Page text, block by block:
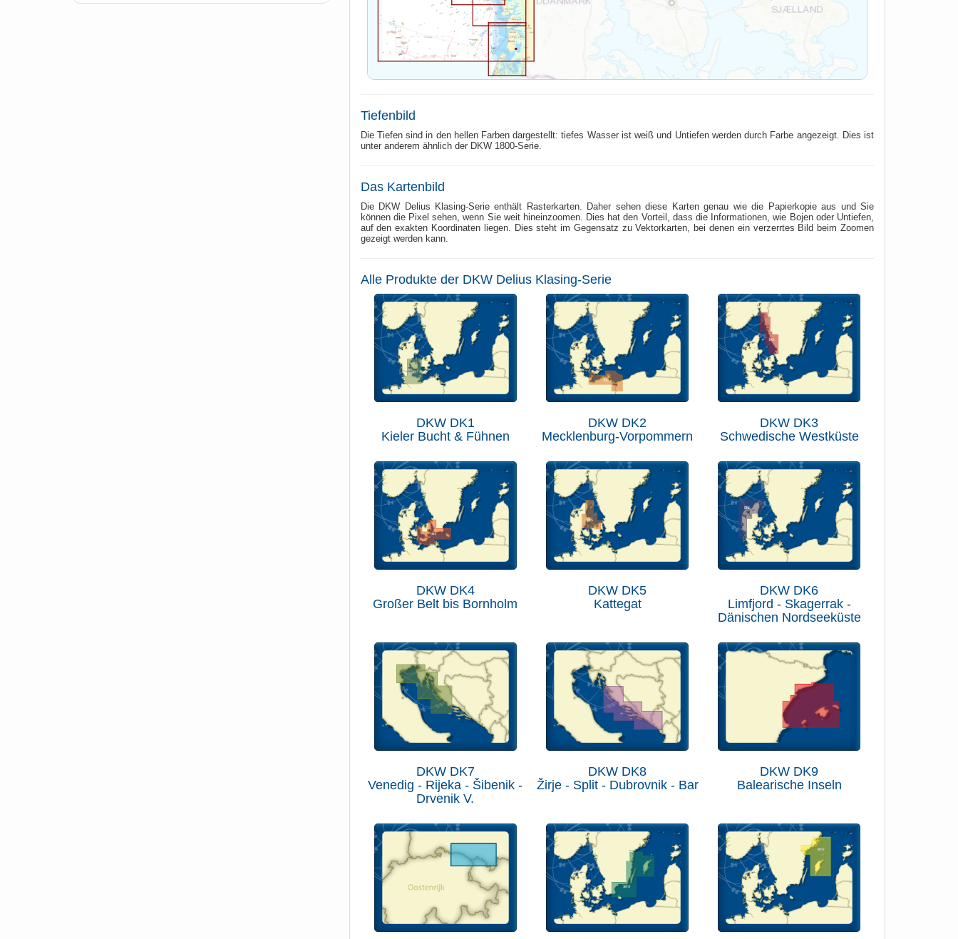
Tiefenbild
Die Tiefen sind in den hellen Farben dargestellt: tiefes Wasser ist weiß und Untiefen werden durch Farbe angezeigt. Dies ist
unter anderem ähnlich der DKW 1800-Serie.
Das Kartenbild
Die DKW Delius Klasing-Serie enthält Rasterkarten. Daher sehen diese Karten genau wie die Papierkopie aus und Sie
können die Pixel sehen, wenn Sie weit hineinzoomen. Dies hat den Vorteil, dass die Informationen, wie Bojen oder Untiefen,
auf den exakten Koordinaten liegen. Dies steht im Gegensatz zu Vektorkarten, bei denen ein verzerrtes Bild beim Zoomen
gezeigt werden kann.
Alle Produkte der DKW Delius Klasing-Serie
DKW DK1
Kieler Bucht & Fühnen
DKW DK2
Mecklenburg-Vorpommern
DKW DK3
Schwedische Westküste
DKW DK4
Großer Belt bis Bornholm
DKW DK5
Kattegat
DKW DK6
Limfjord - Skagerrak -
Dänischen Nordseeküste
DKW DK7
Venedig - Rijeka - Šibenik -
Drvenik V.
DKW DK8
Žirje - Split - Dubrovnik - Bar
DKW DK9
Balearische Inseln